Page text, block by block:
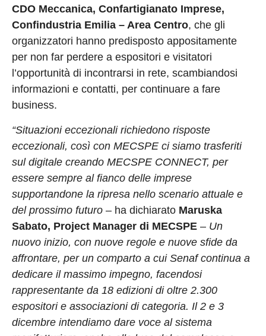
CDO Meccanica, Confartigianato Imprese,
Confindustria Emilia – Area Centro, che gli
organizzatori hanno predisposto appositamente
per non far perdere a espositori e visitatori
l’opportunità di incontrarsi in rete, scambiandosi
informazioni e contatti, per continuare a fare
business.
“Situazioni eccezionali richiedono risposte
eccezionali, così con MECSPE ci siamo trasferiti
sul digitale creando MECSPE CONNECT, per
essere sempre al fianco delle imprese
supportandone la ripresa nello scenario attuale e
del prossimo futuro – ha dichiarato Maruska
Sabato, Project Manager di MECSPE – Un
nuovo inizio, con nuove regole e nuove sfide da
affrontare, per un comparto a cui Senaf continua a
dedicare il massimo impegno, facendosi
rappresentante da 18 edizioni di oltre 2.300
espositori e associazioni di categoria. Il 2 e 3
dicembre intendiamo dare voce al sistema